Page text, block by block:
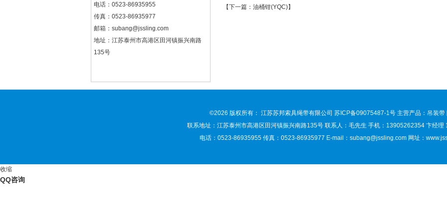
电话：0523-86935955
传真：0523-86935977
邮箱： subang@jssling.com
地址：江苏泰州市高港区田河镇振兴南路
135号
【下一篇： 油桶钳(YQC)】
©2026 版权所有： 江苏苏邦索具绳带有限公司 苏ICP备09075487-1号主营产品：吊装带
联系地址：江苏泰州市高港区田河镇振兴南路135号 联系人：毛先生 手机：13905262354 卞经理
电话：0523-86935955 传真：0523-86935977 E-mail： subang@jssling.com 网址：
收缩
QQ咨询